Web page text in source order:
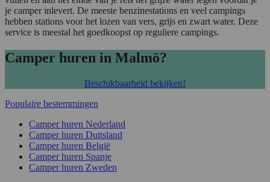
je camper inlevert. De meeste benzinestations en veel campings
hebben stations voor het lozen van vers, grijs en zwart water. Deze
service is meestal het goedkoopst op reguliere campings.
Camper huren in Malmö?
Beschikbaarheid bekijken!
Populaire bestemmingen
Camper huren Nederland
Camper huren Duitsland
Camper huren België
Camper huren Spanje
Camper huren Zweden